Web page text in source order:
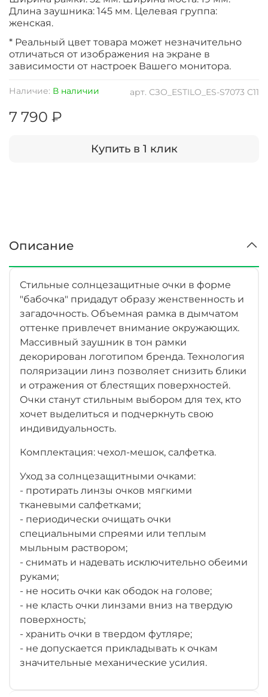
арт. СЗО_ESTILO_ES-S7073 C11
Наличие: В наличии
7 790 ₽
Купить в 1 клик
Длина заушника: 145 мм. Целевая группа:
женская.
* Реальный цвет товара может незначительно
отличаться от изображения на экране в
зависимости от настроек Вашего монитора.
Описание
Стильные солнцезащитные очки в форме
"бабочка" придадут образу женственность и
загадочность. Объемная рамка в дымчатом
оттенке привлечет внимание окружающих.
Массивный заушник в тон рамки
декорирован логотипом бренда. Технология
поляризации линз позволяет снизить блики
и отражения от блестящих поверхностей.
Очки станут стильным выбором для тех, кто
хочет выделиться и подчеркнуть свою
индивидуальность.
Комплектация: чехол-мешок, салфетка.
Уход за солнцезащитными очками:
- протирать линзы очков мягкими
тканевыми салфетками;
- периодически очищать очки
специальными спреями или теплым
мыльным раствором;
- снимать и надевать исключительно обеими
руками;
- не носить очки как ободок на голове;
- не класть очки линзами вниз на твердую
поверхность;
- хранить очки в твердом футляре;
- не допускается прикладывать к очкам
значительные механические усилия.